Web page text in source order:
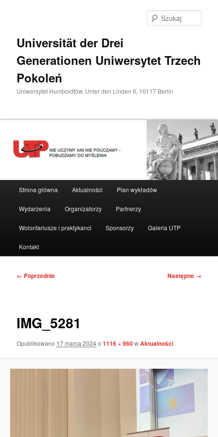
Universität der Drei
Generationen Uniwersytet Trzech
Pokoleń
Uniwersytet Humboldtów, Unter den Linden 6, 10117 Berlin
Strona główna Aktualności Plan wykładów
Wydarzenia Organizatorzy Partnerzy
Wolontariusze i praktykanci Sponsorzy Galeria UTP
Kontakt
Nawigacja
← Poprzednie Następne →
IMG_5281
Opublikowano 17 marca 2024o1116 × 960wAktualności